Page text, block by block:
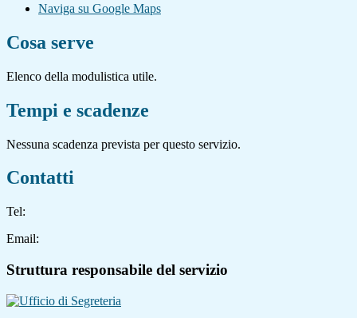
Naviga su Google Maps
Cosa serve
Elenco della modulistica utile.
Tempi e scadenze
Nessuna scadenza prevista per questo servizio.
Contatti
Tel:
Email:
Struttura responsabile del servizio